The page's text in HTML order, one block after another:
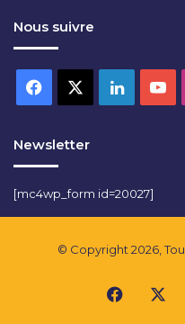
Nous suivre
Facebook
Newsletter
[mc4wp_form id=20027]
© Copyright 2026,